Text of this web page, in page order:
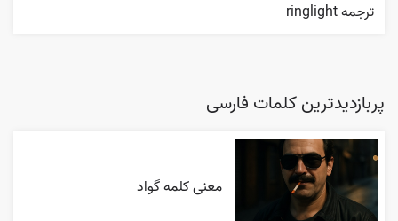
ترجمه ringlight
پربازدیدترین کلمات فارسی
معنی کلمه گواد